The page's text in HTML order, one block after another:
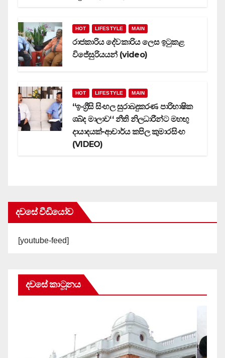
HOT LIFESTYLE MAIN
රාජකාරිය දේවකාරිය ලෙස ඉටුකළ
විජේසුරියයන් (video)
HOT LIFESTYLE MAIN
‘‘ඉංග්‍රීසි සිංහල සුරාබදුකරණ පාරිභාෂික
ශබ්ද මාලාව‘‘ නීති නිලධාරීන්ට මහඟු
දායාදයක්-ආචාර්ය කපිල කුමාරසිංහ
(VIDEO)
දවසේ වීඩියෝව
[youtube-feed]
දවසේ කාටූනය